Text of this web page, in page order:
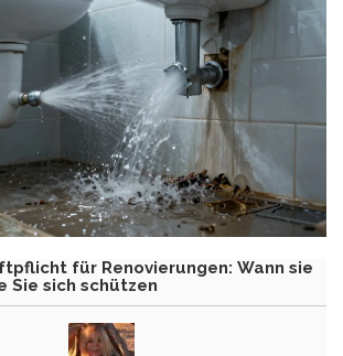
für Renovierungen: Wann sie
Sie sich schützen